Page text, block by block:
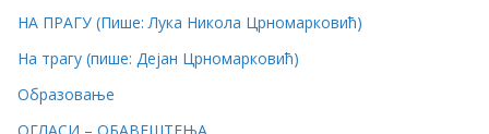
НА ПРАГУ (Пише: Лука Никола Црномарковић)
На трагу (пише: Дејан Црномарковић)
Образовање
ОГЛАСИ – ОБАВЕШТЕЊА